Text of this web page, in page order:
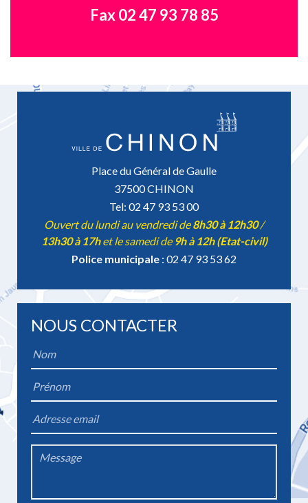
Fax 02 47 93 78 85
Place du Général de Gaulle
37500 CHINON
Tel: 02 47 93 53 00
Ouvert du lundi au vendredi de8h30 à 12h30/
13h30 à 17het le samedi de 9h à 12h (Etat-civil)
Police municipale : 02 47 93 53 62
NOUS CONTACTER
*
*